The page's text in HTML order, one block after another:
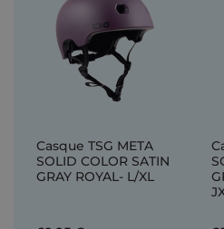
Casque TSG META
SOLID COLOR SATIN
GRAY ROYAL- L/XL